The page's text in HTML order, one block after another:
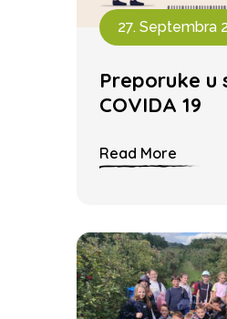
27. Septembra
Preporuke u
COVIDA 19
Read More